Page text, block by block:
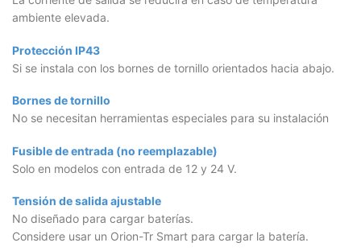
ambiente elevada.
Protección IP43
Si se instala con los bornes de tornillo orientados hacia abajo.
Bornes de tornillo
No se necesitan herramientas especiales para su instalación
Fusible de entrada (no reemplazable)
Solo en modelos con entrada de 12 y 24 V.
Tensión de salida ajustable
No diseñado para cargar baterías.
Considere usar un Orion-Tr Smart para cargar la batería.